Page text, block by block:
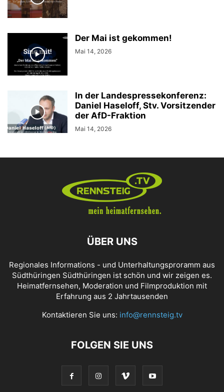
Der Mai ist gekommen!
Mai 14, 2026
In der Landespressekonferenz:
Daniel Haseloff, Stv. Vorsitzender
der AfD-Fraktion
Mai 14, 2026
ÜBER UNS
Regionales Informations - und Unterhaltungsproramm aus
Südthüringen Südthüringen ist schön und wir zeigen es.
Heimatfernsehen, Moderation und Filmproduktion mit
Erfahrung aus 2 Jahrtausenden
Kontaktieren Sie uns: info@rennsteig.tv
FOLGEN SIE UNS